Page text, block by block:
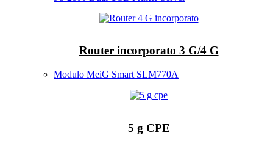
Router incorporato 3 G/4 G
Modulo MeiG Smart SLM770A
5 g CPE